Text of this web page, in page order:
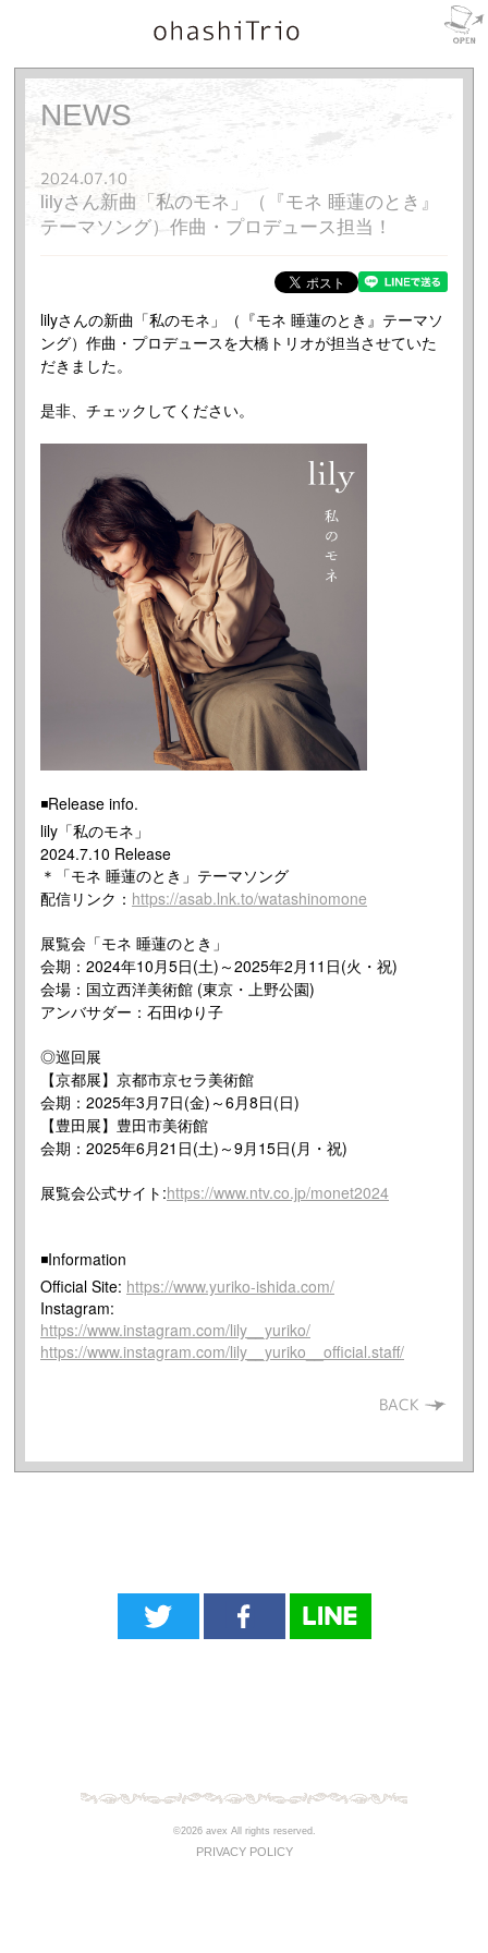
NEWS
2024.07.10
lilyさん新曲「私のモネ」（『モネ 睡蓮のとき』
テーマソング）作曲・プロデュース担当！
lilyさんの新曲「私のモネ」（『モネ 睡蓮のとき』テーマソ
ング）作曲・プロデュースを大橋トリオが担当させていた
だきました。
是非、チェックしてください。
◾️Release info.
lily「私のモネ」
2024.7.10 Release
＊「モネ 睡蓮のとき」テーマソング
配信リンク： https://asab.lnk.to/watashinomone
展覧会「モネ 睡蓮のとき」
会期：2024年10月5日(土)～2025年2月11日(火・祝)
会場：国立西洋美術館 (東京・上野公園)
アンバサダー：石田ゆり子
◎巡回展
【京都展】京都市京セラ美術館
会期：2025年3月7日(金)～6月8日(日)
【豊田展】豊田市美術館
会期：2025年6月21日(土)～9月15日(月・祝)
展覧会公式サイト:https://www.ntv.co.jp/monet2024
◾️Information
Official Site: https://www.yuriko-ishida.com/
Instagram:
https://www.instagram.com/lily__yuriko/
https://www.instagram.com/lily__yuriko__official.staff/
BACK
©2026 avex All rights reserved.
PRIVACY POLICY